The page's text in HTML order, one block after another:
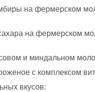
на фермерском
на фермерском
и миндальном
с комплексом
вкусов: